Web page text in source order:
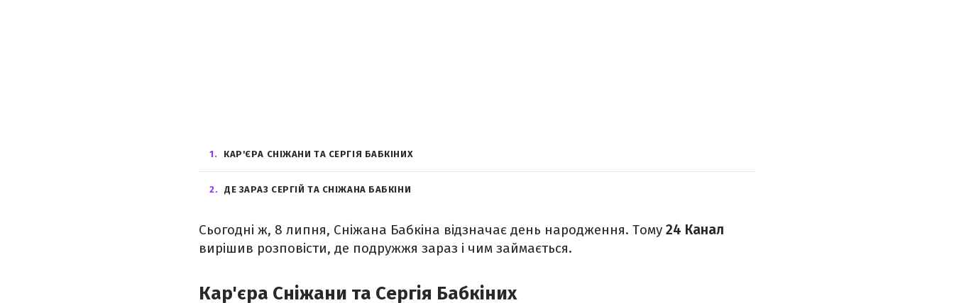
1 КАР'ЄРА СНІЖАНИ ТА СЕРГІЯ БАБКІНИХ
2 ДЕ ЗАРАЗ СЕРГІЙ ТА СНІЖАНА БАБКІНИ
Сьогодні ж, 8 липня, Сніжана Бабкіна відзначає день народження. Тому 24 Канал
вирішив розповісти, де подружжя зараз і чим займається.
Кар'єра Сніжани та Сергія Бабкіних